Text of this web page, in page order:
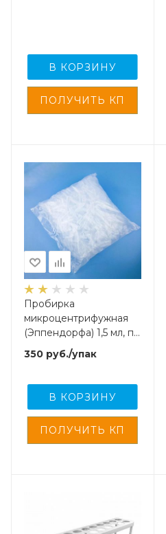
В КОРЗИНУ
Пробирка
микроцентрифужная
(Эппендорфа) 1,5 мл, п/
п, нестерил., 400 шт/
упак., Oldans
350 руб./упак
В КОРЗИНУ